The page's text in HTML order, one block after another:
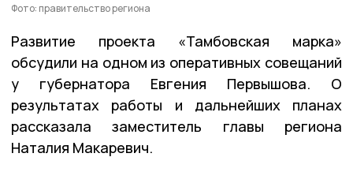
Фото: правительство региона
Развитие проекта «Тамбовская марка»
обсудили на одном из оперативных совещаний
у губернатора Евгения Первышова. О
результатах работы и дальнейших планах
рассказала заместитель главы региона
Наталия Макаревич.